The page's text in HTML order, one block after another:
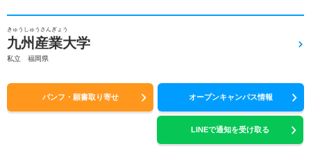
きゅうしゅうさんぎょう
九州産業大学
私立 福岡県
パンフ・願書取り寄せ オープンキャンパス情報
LINEで通知を受け取る